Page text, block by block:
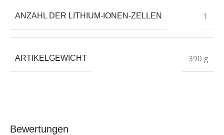
ANZAHL DER LITHIUM-IONEN-ZELLEN ‎1
ARTIKELGEWICHT ‎390 g
Bewertungen